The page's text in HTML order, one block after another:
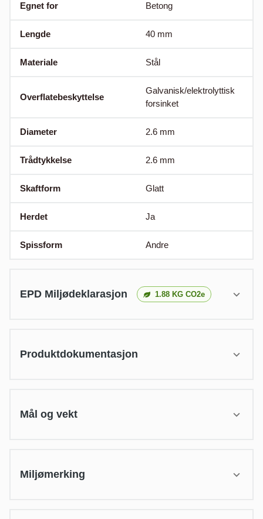
Egnet for Betong
Lengde 40 mm
Materiale Stål
Overflatebeskyttelse
Galvanisk/elektrolyttisk
forsinket
Diameter 2.6 mm
Trådtykkelse 2.6 mm
Skaftform Glatt
Herdet Ja
Spissform Andre
EPD Miljødeklarasjon 1.88 KG CO2e
Produktdokumentasjon
Mål og vekt
Miljømerking